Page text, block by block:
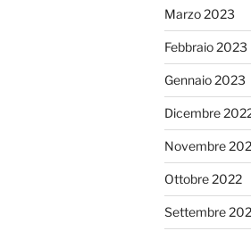
Marzo 2023
Febbraio 2023
Gennaio 2023
Dicembre
Novembre
Ottobre 2022
Settembre